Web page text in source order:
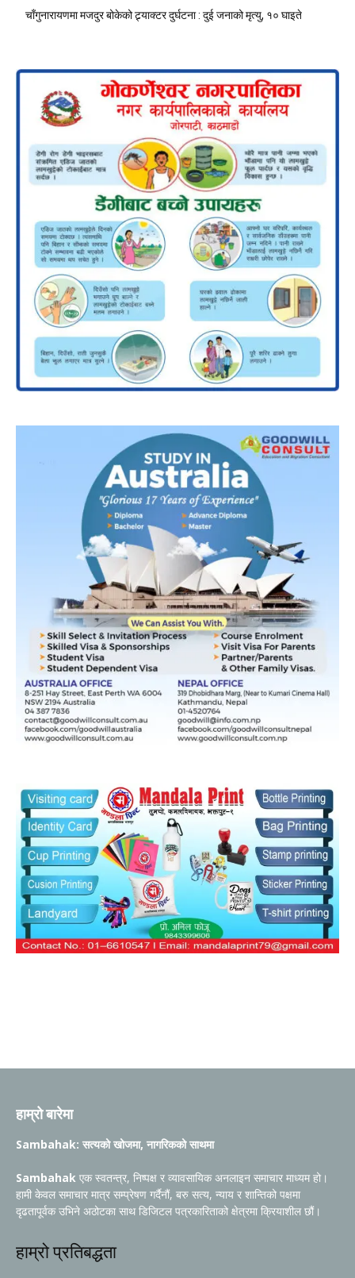
चाँगुनारायणमा मजदुर बोकेको ट्र्याक्टर दुर्घटना : दुई जनाको मृत्यु, १० घाइते
हाम्रो बारेमा
Sambahak: सत्यको खोजमा, नागरिकको साथमा
Sambahak एक स्वतन्त्र, निष्पक्ष र व्यावसायिक अनलाइन समाचार माध्यम हो।
हामी केवल समाचार मात्र सम्प्रेषण गर्दैनौं, बरु सत्य, न्याय र शान्तिको पक्षमा
दृढतापूर्वक उभिने अठोटका साथ डिजिटल पत्रकारिताको क्षेत्रमा क्रियाशील छौं।
हाम्रो प्रतिबद्धता